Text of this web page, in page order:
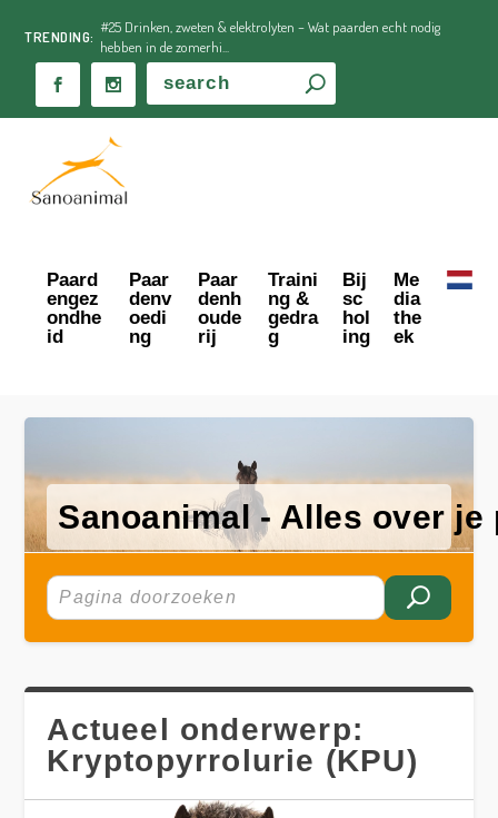
TRENDING:
#25 Drinken, zweten & elektrolyten – Wat paarden echt nodig
hebben in de zomerhi...
Paard
engez
ondhe
id
Paar
denv
oedi
ng
Paar
denh
oude
rij
Traini
ng &
gedra
g
Bij
sc
hol
ing
Me
dia
the
ek

Sanoanimal - Alles over je
Actueel onderwerp:
Kryptopyrrolurie (KPU)